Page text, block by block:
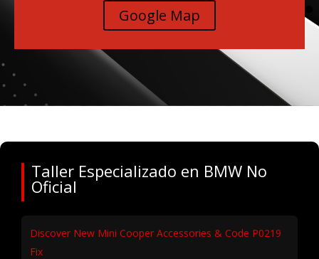
Google Map
Taller Especializado en BMW No
Oficial
Discover New Mini Cooper Accessories & Code P0219
Fix